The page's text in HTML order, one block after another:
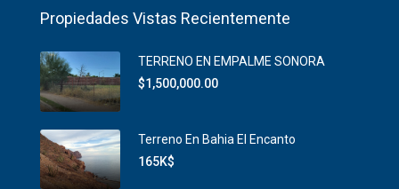
Propiedades Vistas Recientemente
TERRENO EN EMPALME SONORA
$1,500,000.00
Terreno En Bahia El Encanto
165K$